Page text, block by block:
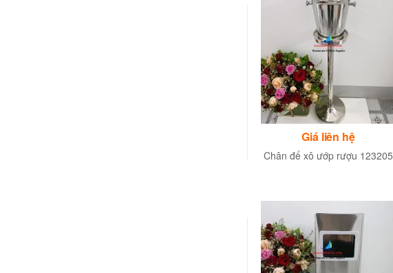
Giá liên hệ
Chân đế xô ướp rượu 123205